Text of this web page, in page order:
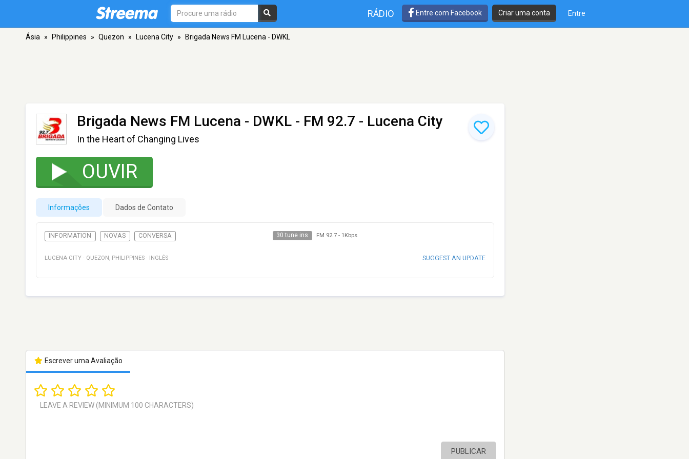
RÁDIO Entre com Facebook Criar uma conta Entre
Ásia » Philippines » Quezon » Lucena City » Brigada News FM Lucena - DWKL
Brigada News FM Lucena - DWKL - FM 92.7 - Lucena City
In the Heart of Changing Lives
OUVIR
Informações Dados de Contato
INFORMATION NOVAS CONVERSA 30 tune ins FM 92.7- 1Kbps
LUCENA CITY · QUEZON , PHILIPPINES · INGLÊS SUGGEST AN UPDATE
Escrever uma Avaliação
PUBLICAR